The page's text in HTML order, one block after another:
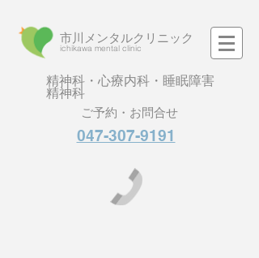
市川メンタルクリニック
​ichikawa mental clinic
精神科・心療内科・睡眠障害
精神科
ご予約・お問合せ
047-307-9191